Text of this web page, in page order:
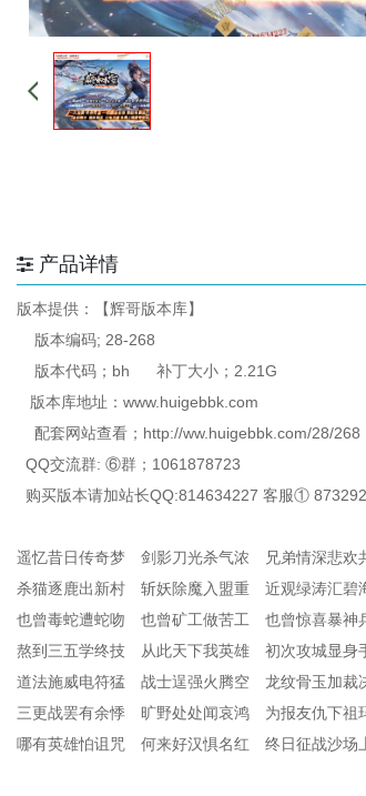
产品详情
版本提供：【辉哥版本库】
版本编码; 28-268
版本代码；bh 补丁大小；2.21G
版本库地址：www.huigebbk.com
配套网站查看；http://ww.huigebbk.com/28/268
QQ交流群: ⑥群；1061878723
购买版本请加站长QQ:814634227 客服①
遥忆昔日传奇梦 剑影刀光杀气浓 兄弟情深悲欢
杀猫逐鹿出新村 斩妖除魔入盟重 近观绿涛汇碧
也曾毒蛇遭蛇吻 也曾矿工做苦工 也曾惊喜暴神
熬到三五学终技 从此天下我英雄 初次攻城显身
道法施威电符猛 战士逞强火腾空 龙纹骨玉加裁
三更战罢有余悸 旷野处处闻哀鸿 为报友仇下祖
哪有英雄怕诅咒 何来好汉惧名红 终日征战沙场